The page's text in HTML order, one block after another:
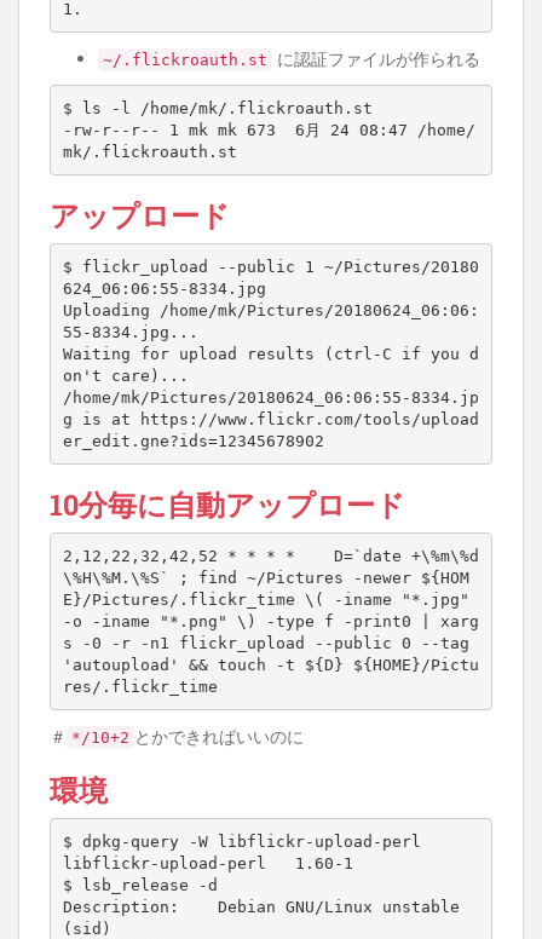
1
~/.flickroauth.st に認証ファイルが作られる
$ ls -l /home/mk/.flickroauth.st
-rw-r--r-- 1 mk mk 673
  6月
24 08 :47 /home/
アップロード
$ flickr_upload --public 1
~/Pictures/20180
624_06:06:55-8334.jpg
Uploading /home/mk/Pictures/20180624_06:06:
55-8334.jpg...
Waiting for upload results ( ctrl-C if you d
on ' t care ) ...
/home/mk/Pictures/20180624_06:06:55-8334.jp
g is at https://www.flickr.com/tools/upload
er_edit.gne?ids=12345678902
10分毎に自動アップロード
2,12,22,32,42,52 * * * *    D=`date +\%m\%d
\%H\%M.\%S` ; find ~/Pictures -newer ${HOM
E} /Pictures/.flickr_time \( -iname "*.jpg"
-o -iname "*.png" \) -type f -print0 | xarg
s -0 -r -n1 flickr_upload --public 0 --tag
'autoupload' && touch -t ${D} ${HOME} /Pictu
＃ */10+2 とかできればいいのに
環境
$ dpkg-query -W libflickr-upload-perl
libflickr-upload-perl 1 .60-1
$ lsb_release -d
( sid )